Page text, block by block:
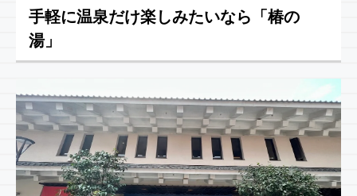
手軽に温泉だけ楽しみたいなら「椿の
湯」